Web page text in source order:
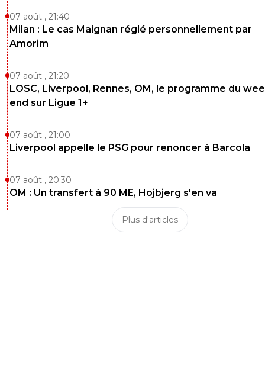
07 août , 21:40
Milan : Le cas Maignan réglé personnellement par
Amorim
07 août , 21:20
LOSC, Liverpool, Rennes, OM, le programme du
end sur Ligue 1+
07 août , 21:00
Liverpool appelle le PSG pour renoncer à Barcola
07 août , 20:30
OM : Un transfert à 90 ME, Hojbjerg s'en va
Plus d'articles